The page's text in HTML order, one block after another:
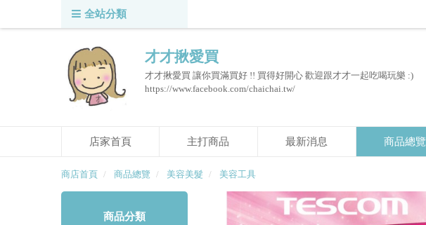
全站分類
才才揪愛買
才才揪愛買 讓你買滿買好 !! 買得好開心 歡迎跟才才一起吃喝玩樂 :)
https://www.facebook.com/chaichai.tw/
店家首頁 主打商品 最新消息 商品總覽
商店首頁 商品總覽 美容美髮 美容工具
商品分類